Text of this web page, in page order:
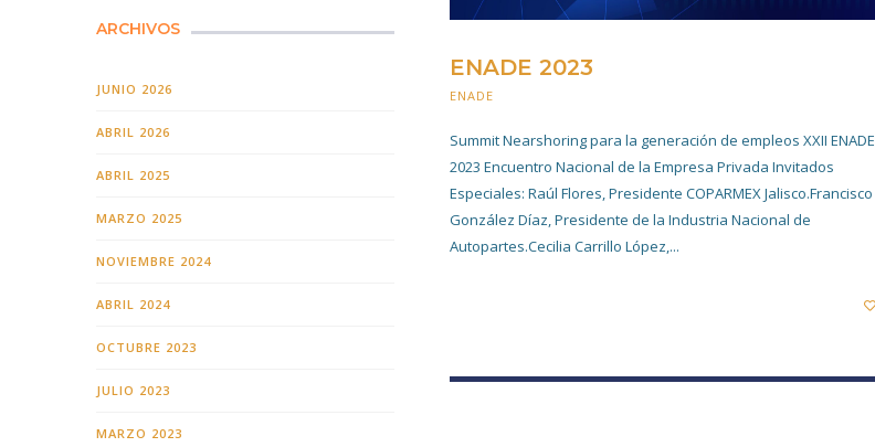
ENADE 2023
ENADE
Summit Nearshoring para la generación de empleos XXII ENADE
2023 Encuentro Nacional de la Empresa Privada Invitados
Especiales: Raúl Flores, Presidente COPARMEX Jalisco.Francisco
González Díaz, Presidente de la Industria Nacional de
Autopartes.Cecilia Carrillo López,...
ARCHIVOS
JUNIO 2026
ABRIL 2026
ABRIL 2025
MARZO 2025
NOVIEMBRE 2024
ABRIL 2024
OCTUBRE 2023
JULIO 2023
MARZO 2023